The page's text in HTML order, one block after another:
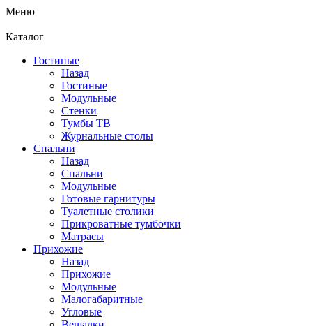
Меню
Каталог
Гостиные
Назад
Гостиные
Модульные
Стенки
Тумбы ТВ
Журнальные столы
Спальни
Назад
Спальни
Модульные
Готовые гарнитуры
Туалетные столики
Прикроватные тумбочки
Матрасы
Прихожие
Назад
Прихожие
Модульные
Малогабаритные
Угловые